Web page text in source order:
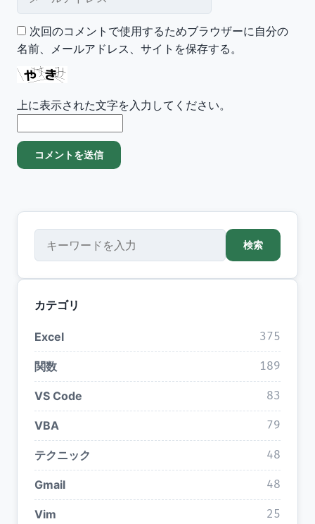
次回のコメントで使用するためブラウザーに自分の
名前、メールアドレス、サイトを保存する。
上に表示された文字を入力してください。
検索
カテゴリ
Excel 375
関数 189
VS Code 83
VBA 79
テクニック 48
Gmail 48
Vim 25